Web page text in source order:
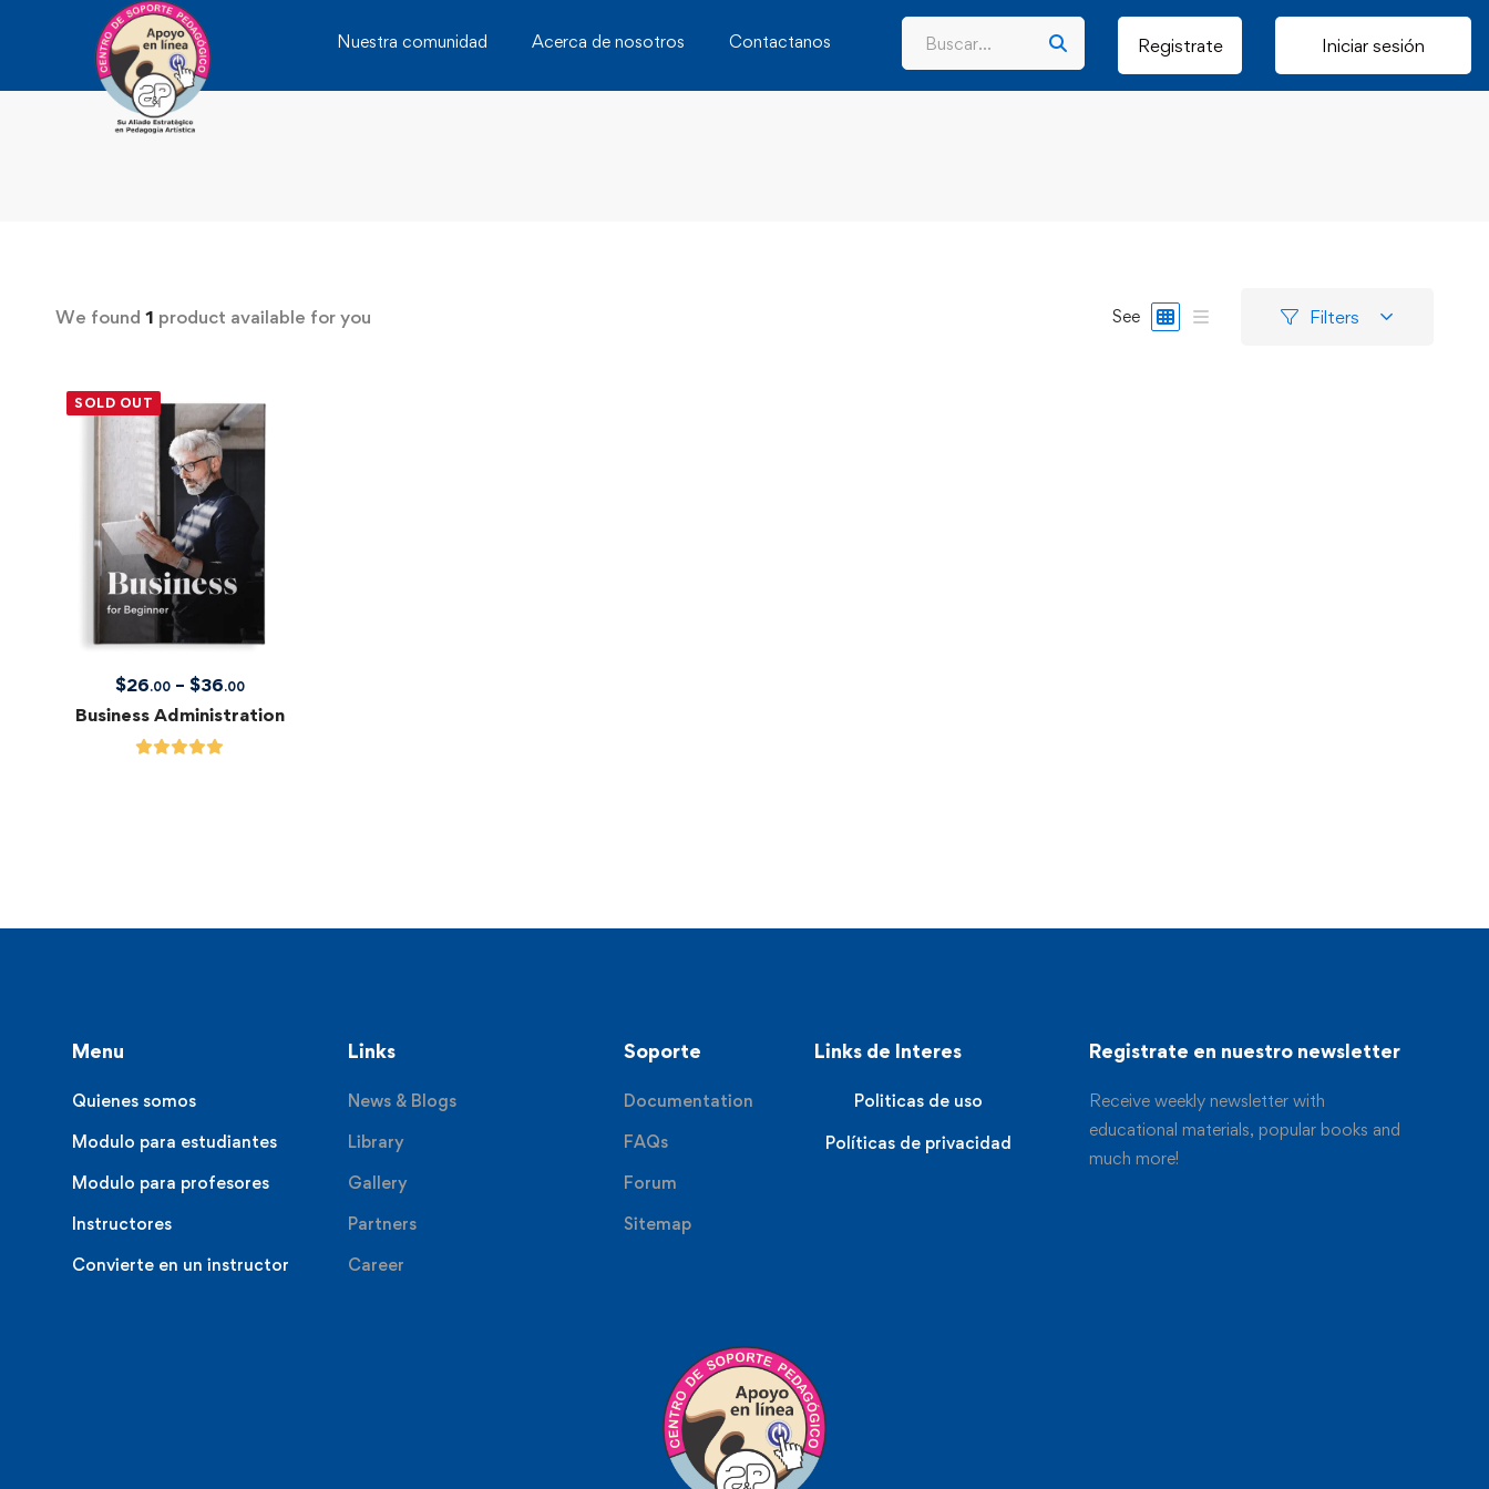
Nuestra comunidad Acerca de nosotros Contactanos Registrate Iniciar sesión
We found 1 product available for you See Filters
SOLD OUT
$26.00 – $36.00
Business Administration
Menu
Quienes somos
Modulo para estudiantes
Modulo para profesores
Instructores
Convierte en un instructor
Links
News & Blogs
Library
Gallery
Partners
Career
Soporte
Documentation
FAQs
Forum
Sitemap
Links de Interes
Politicas de uso
Políticas de privacidad
Registrate en nuestro newsletter
Receive weekly newsletter with
educational materials, popular books and
much more!